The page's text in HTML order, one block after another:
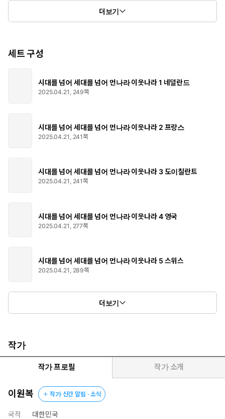
『먼나라 이웃나라』는 변화하는 시대에 발맞추고자 수정과 보완을
거듭해왔다. 이번에 출간된 『시대를 넘어 세대를 넘어 먼나라 이웃
가 오랜 시간 공들여 작성한 각 나라의 ‘하이라이트’를 부록으로 추가
이웃나라』! 이보다 지적이고 정확한 교양 만화, 이보다 재미있고 생
더보기
세트 구성
시대를 넘어 세대를 넘어 먼나라 이웃나라 1 네덜란드
2025.04.21, 249쪽
시대를 넘어 세대를 넘어 먼나라 이웃나라 2 프랑스
2025.04.21, 241쪽
시대를 넘어 세대를 넘어 먼나라 이웃나라 3 도이칠란트
2025.04.21, 241쪽
시대를 넘어 세대를 넘어 먼나라 이웃나라 4 영국
2025.04.21, 277쪽
시대를 넘어 세대를 넘어 먼나라 이웃나라 5 스위스
2025.04.21, 289쪽
더보기
작가
작가 프로필 작가 소개
이원복 작가 신간 알림 · 소식
국적
대한민국